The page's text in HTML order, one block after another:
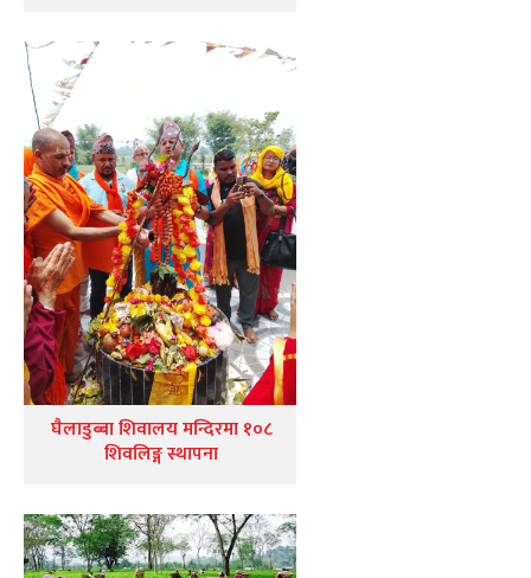
घैलाडुब्बा शिवालय मन्दिरमा १०८
शिवलिङ्ग स्थापना